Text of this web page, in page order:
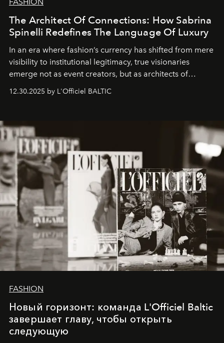
FASHION
The Architect Of Connections: How Sabrina
Spinelli Redefines The Language Of Luxury
In an era where fashion’s currency has shifted from mere
visibility to institutional legitimacy, true visionaries
emerge not as event creators, but as architects of
ecosystems.
Sabrina Spinelli
brand strategist with three decades of mastery in luxury,
framework where creativity, commerce, and culture
converge with surgical precision.
12.30.2025 by L'Officiel BALTIC
FASHION
Новый горизонт: команда L'Officiel Baltic
завершает главу, чтобы открыть
следующую